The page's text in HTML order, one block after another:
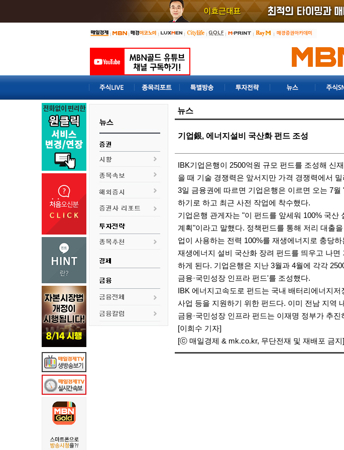
뉴스
기업銀, 에너지설비 국산화 펀드 조성
IBK기업은행이 2500억원 규모 펀드를 조성해 신
을 때 기술 경쟁력은 앞서지만 가격 경쟁력에서
3일 금융권에 따르면 기업은행은 이르면 오는 7
하기로 하고 최근 사전 작업에 착수했다.
기업은행 관게자는 "이 펀드를 앞세워 100% 국
계획"이라고 말했다. 정책펀드를 통해 저리 대출
업이 사용하는 전력 100%를 재생에너지로 충당
재생에너지 설비 국산화 장려 펀드를 띄우고 나면
하게 된다. 기업은행은 지난 3월과 4월에 각각
금융·국민성장 인프라 펀드'를 조성했다.
IBK 에너지고속도로 펀드는 국내 배터리에너지
사업 등을 지원하기 위한 펀드다. 이미 전남 지역
금융·국민성장 인프라 펀드는 이재명 정부가 추
[이희수 기자]
[ⓒ 매일경제 & mk.co.kr, 무단전재 및 재배포 금지]